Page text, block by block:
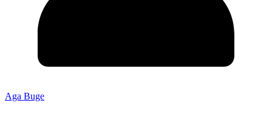
Aga Buge